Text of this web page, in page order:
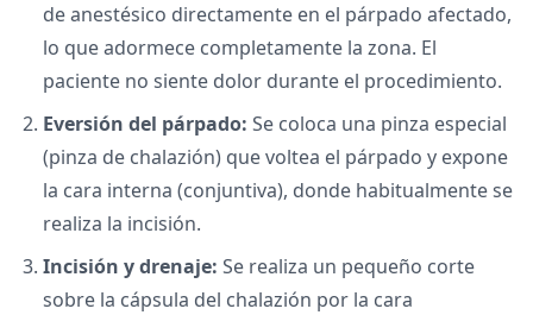
de anestésico directamente en el párpado afectado,
lo que adormece completamente la zona. El
paciente no siente dolor durante el procedimiento.
Eversión del párpado: Se coloca una pinza especial
(pinza de chalazión) que voltea el párpado y expone
la cara interna (conjuntiva), donde habitualmente se
realiza la incisión.
Incisión y drenaje: Se realiza un pequeño corte
sobre la cápsula del chalazión por la cara